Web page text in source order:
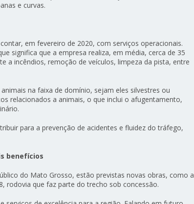
e curvas.
em fevereiro de 2020, com serviços operacionais.
significa que a empresa realiza, em média, cerca de 35
incêndios, remoção de veículos, limpeza da pista, entre
na faixa de domínio, sejam eles silvestres ou
relacionados a animais, o que inclui o afugentamento,
para a prevenção de acidentes e fluidez do tráfego,
benefícios
do Mato Grosso, estão previstas novas obras, como a
rodovia que faz parte do trecho sob concessão.